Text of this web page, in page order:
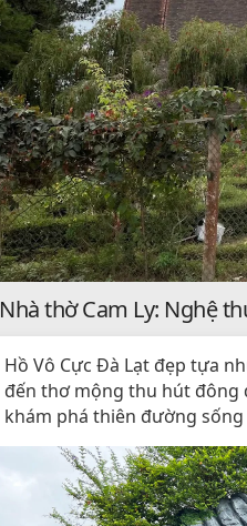
Nhà thờ Cam Ly: Nghệ
Hồ Vô Cực Đà Lạt đẹp tựa
đến thơ mộng thu hút đông
khám phá thiên đường sống